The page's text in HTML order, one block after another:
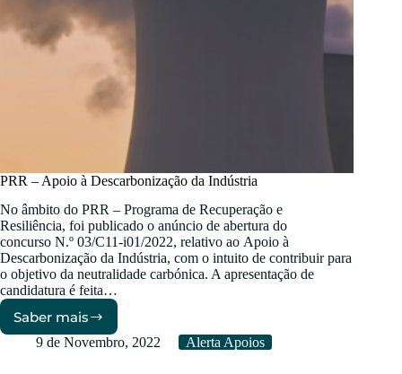
PRR – Apoio à Descarbonização da Indústria
No âmbito do PRR – Programa de Recuperação e
Resiliência, foi publicado o anúncio de abertura do
concurso N.º 03/C11-i01/2022, relativo ao Apoio à
Descarbonização da Indústria, com o intuito de contribuir para
o objetivo da neutralidade carbónica. A apresentação de
candidatura é feita…
Saber mais
PRR
–
9 de Novembro, 2022 Alerta Apoios